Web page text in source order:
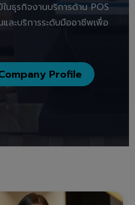
นธุรกิจงานบริการด้าน POS
ละบริการระดับมืออาชีพเพื่อ
Profile